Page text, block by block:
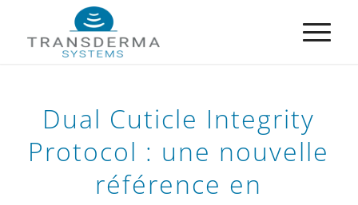
Dual Cuticle Integrity
Protocol : une nouvelle
référence en